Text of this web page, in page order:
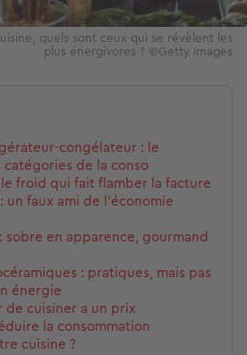
quels sont ceux qui se révèlent les
plus énergivores ? ©Getty Images
congélateur : le
de la conso
froid qui fait flamber la facture
un faux ami de l’économie
en apparence, gourmand
: pratiques, mais pas
énergie
de cuisiner a un prix
la consommation
cuisine ?